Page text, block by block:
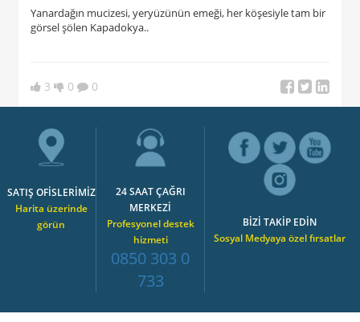
Yanardağın mucizesi, yeryüzünün emeği, her köşesiyle tam bir
görsel şölen Kapadokya..
3 0 0
SATIŞ OFİSLERİMİZ
Harita üzerinde
görün
24 SAAT ÇAĞRI
MERKEZİ
Profesyonel destek
hizmeti
0850 303 0
733
BİZİ TAKİP EDİN
Sosyal Medyaya özel fırsatlar